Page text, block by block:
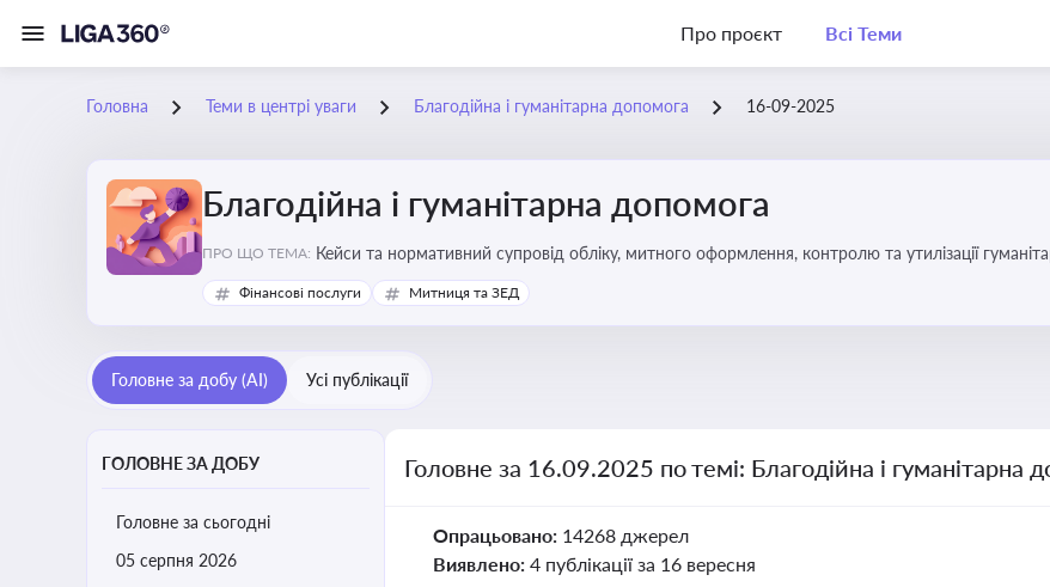
Про проєкт Всі Теми
Головна Теми в центрі уваги Благодійна і гуманітарна допомога 16-09-2025
Благодійна і гуманітарна допомога
ПРО ЩО ТЕМА: Кейси та нормативний супровід обліку, митного оформлення, контролю та утилізації
Фінансові послуги Митниця та ЗЕД
Головне за добу (AI) Усі публікації
ГОЛОВНЕ ЗА ДОБУ
Головне за сьогодні
05 серпня 2026
Головне за 16.09.2025 по темі: Благодійна і гуманітарна
Опрацьовано: 14268 джерел
Виявлено: 4 публікації за 16 вересня